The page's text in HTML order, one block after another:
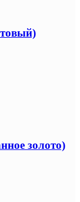
золото)